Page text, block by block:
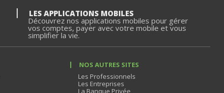
LES APPLICATIONS MOBILES
Découvrez nos applications mobiles pour gérer
vos comptes, payer avec votre mobile et vous
simplifier la vie.
NOS AUTRES SITES
Les Professionnels
Les Entreprises
La Banque Privée